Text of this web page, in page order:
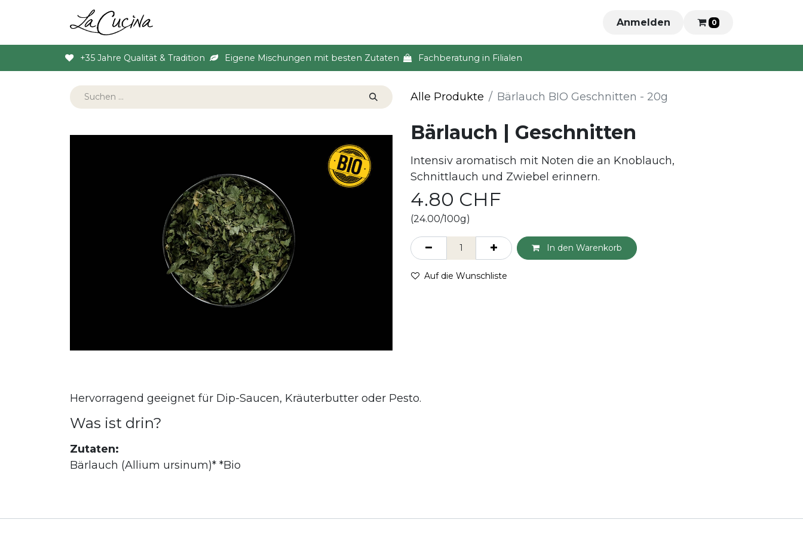
Anmelden 0
+35 Jahre Qualität & Tradition Eigene Mischungen mit besten Zutaten Fachberatung in Filialen
Alle Produkte Bärlauch BIO Geschnitten - 20g
Bärlauch | Geschnitten
Intensiv aromatisch mit Noten die an Knoblauch,
Schnittlauch und Zwiebel erinnern.
4.80 CHF
(24.00/100g)
In den Warenkorb
Auf die Wunschliste
Hervorragend geeignet für Dip-Saucen, Kräuterbutter oder Pesto.
Was ist drin?
Zutaten:
Bärlauch (Allium ursinum)* *Bio